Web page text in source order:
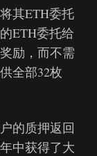
其ETH委托
ETH委托给
励，而不需
全部32枚
的质押返回
中获得了大